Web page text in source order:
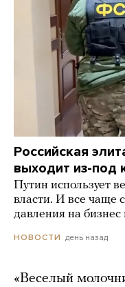
Российская
выходит из-под
Путин использует
власти. И все чаще
давления на
НОВОСТИ день назад
«Веселый